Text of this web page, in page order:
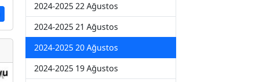
2024-2025 22 Ağustos
2024-2025 21 Ağustos
2024-2025 20 Ağustos
2024-2025 19 Ağustos